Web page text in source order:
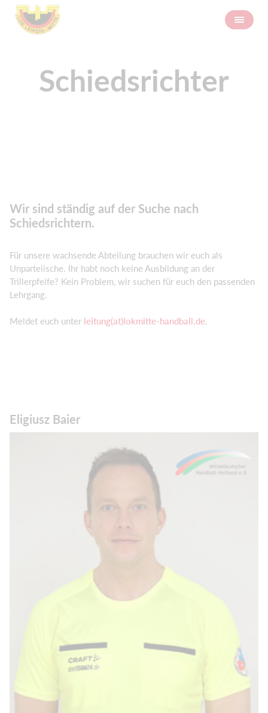
Schiedsrichter
Wir sind ständig auf der Suche nach
Schiedsrichtern.
Für unsere wachsende Abteilung brauchen wir euch als
Unparteiische. Ihr habt noch keine Ausbildung an der
Trillerpfeife? Kein Problem, wir suchen für euch den passenden
Lehrgang.
Meldet euch unter leitung(at)lokmitte-handball.de.
Eligiusz Baier